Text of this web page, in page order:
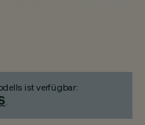
ist verfügbar:
.